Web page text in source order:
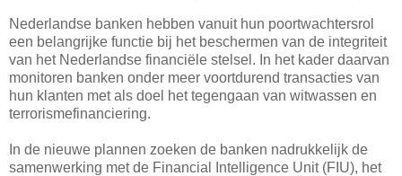
Nederlandse banken hebben vanuit hun poortwachtersrol
een belangrijke functie bij het beschermen van de integriteit
van het Nederlandse financiële stelsel. In het kader daarvan
monitoren banken onder meer voortdurend transacties van
hun klanten met als doel het tegengaan van witwassen en
terrorismefinanciering.
In de nieuwe plannen zoeken de banken nadrukkelijk de
samenwerking met de Financial Intelligence Unit (FIU), het